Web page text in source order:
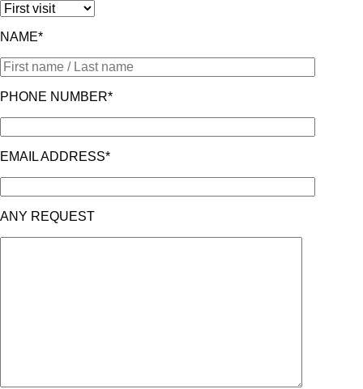
NAME*
PHONE NUMBER*
EMAIL ADDRESS*
ANY REQUEST